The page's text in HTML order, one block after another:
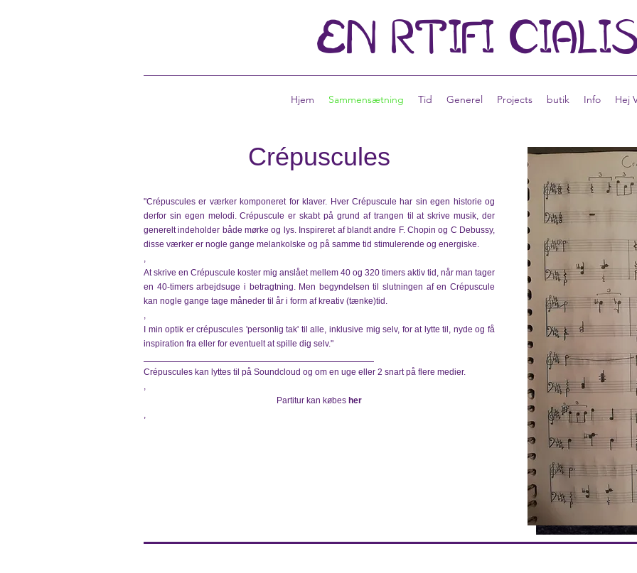
EN RTIFI
Hjem Sammensætning Tid Generel Projects butik Info Hej
Crépuscules
"Crépuscules er værker komponeret for klaver. Hver Crépuscule har sin egen historie og
derfor sin egen melodi. Crépuscule er skabt på grund af trangen til at skrive musik, der
generelt indeholder både mørke og lys. Inspireret af blandt andre F. Chopin og C Debussy,
disse værker er nogle gange melankolske og på samme tid stimulerende og energiske.
,
At skrive en Crépuscule koster mig anslået mellem 40 og 320 timers aktiv tid, når man tager
en 40-timers arbejdsuge i betragtning. Men begyndelsen til slutningen af en Crépuscule
kan nogle gange tage måneder til år i form af kreativ (tænke)tid.
,
I min optik er crépuscules 'personlig tak' til alle, inklusive mig selv, for at lytte til, nyde og få
inspiration fra eller for eventuelt at spille dig selv."
Crépuscules kan lyttes til på Soundcloud og om en uge eller 2 snart på flere medier.
,
Partitur kan købes her
,